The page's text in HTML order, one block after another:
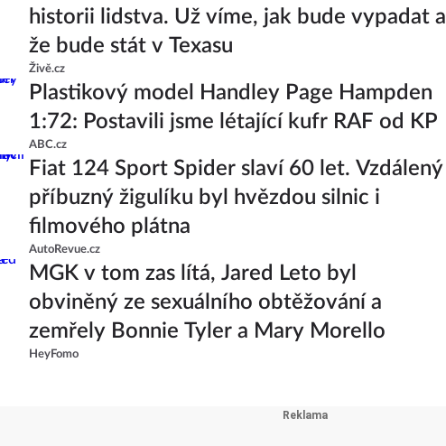
historii lidstva. Už víme, jak bude vypadat a
že bude stát v Texasu
Živě.cz
Plastikový model Handley Page Hampden
1:72: Postavili jsme létající kufr RAF od KP
ABC.cz
Fiat 124 Sport Spider slaví 60 let. Vzdálený
příbuzný žigulíku byl hvězdou silnic i
filmového plátna
AutoRevue.cz
MGK v tom zas lítá, Jared Leto byl
obviněný ze sexuálního obtěžování a
zemřely Bonnie Tyler a Mary Morello
HeyFomo